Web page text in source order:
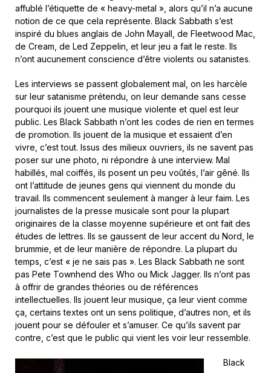
affublé l’étiquette de « heavy-metal », alors qu’il n’a aucune
notion de ce que cela représente. Black Sabbath s’est
inspiré du blues anglais de John Mayall, de Fleetwood Mac,
de Cream, de Led Zeppelin, et leur jeu a fait le reste. Ils
n’ont aucunement conscience d’être violents ou satanistes.
Les interviews se passent globalement mal, on les harcèle
sur leur satanisme prétendu, on leur demande sans cesse
pourquoi ils jouent une musique violente et quel est leur
public. Les Black Sabbath n’ont les codes de rien en termes
de promotion. Ils jouent de la musique et essaient d’en
vivre, c’est tout. Issus des milieux ouvriers, ils ne savent pas
poser sur une photo, ni répondre à une interview. Mal
habillés, mal coiffés, ils posent un peu voûtés, l’air gêné. Ils
ont l’attitude de jeunes gens qui viennent du monde du
travail. Ils commencent seulement à manger à leur faim. Les
journalistes de la presse musicale sont pour la plupart
originaires de la classe moyenne supérieure et ont fait des
études de lettres. Ils se gaussent de leur accent du Nord, le
brummie, et de leur manière de répondre. La plupart du
temps, c’est « je ne sais pas ». Les Black Sabbath ne sont
pas Pete Townhend des Who ou Mick Jagger. Ils n’ont pas
à offrir de grandes théories ou de références
intellectuelles. Ils jouent leur musique, ça leur vient comme
ça, certains textes ont un sens politique, d’autres non, et ils
jouent pour se défouler et s’amuser. Ce qu’ils savent par
contre, c’est que le public qui vient les voir leur ressemble.
Black